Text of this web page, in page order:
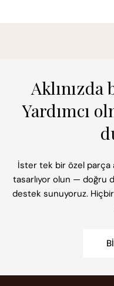
Yardımcı
İster tek bir özel parça
tasarlıyor olun — doğru
destek sunuyoruz.